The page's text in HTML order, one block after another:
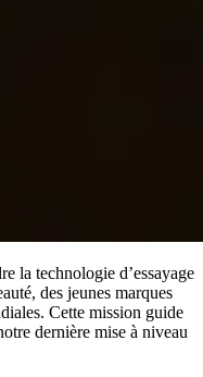
la technologie d’essayage
des jeunes marques
Cette mission guide
dernière mise à niveau